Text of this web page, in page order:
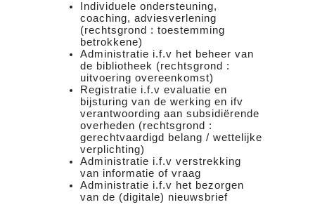
Individuele ondersteuning,
coaching, adviesverlening
(rechtsgrond : toestemming
betrokkene)
Administratie i.f.v het beheer van
de bibliotheek (rechtsgrond :
uitvoering overeenkomst)
Registratie i.f.v evaluatie en
bijsturing van de werking en ifv
verantwoording aan subsidiërende
overheden (rechtsgrond :
gerechtvaardigd belang / wettelijke
verplichting)
Administratie i.f.v verstrekking
van informatie of vraag
Administratie i.f.v het bezorgen
van de (digitale) nieuwsbrief